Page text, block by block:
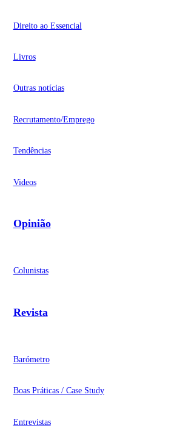
Direito ao Essencial
Livros
Outras notícias
Recrutamento/Emprego
Tendências
Videos
Opinião
Colunistas
Revista
Barómetro
Boas Práticas / Case Study
Entrevistas